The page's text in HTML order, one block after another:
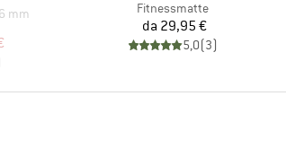
mm
Articolo
Fitnessmatte
Prezzo
da 29,95 €
5,0(3)